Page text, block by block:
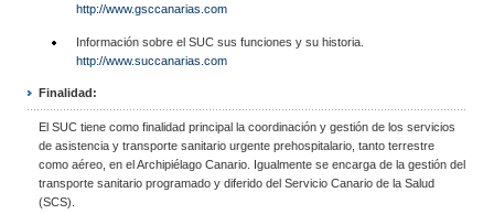
http://www.gsccanarias.com
Información sobre el SUC sus funciones y su historia.
http://www.succanarias.com
Finalidad:
El SUC tiene como finalidad principal la coordinación y gestión de los servicios
de asistencia y transporte sanitario urgente prehospitalario, tanto terrestre
como aéreo, en el Archipiélago Canario. Igualmente se encarga de la gestión del
transporte sanitario programado y diferido del Servicio Canario de la Salud
(SCS).